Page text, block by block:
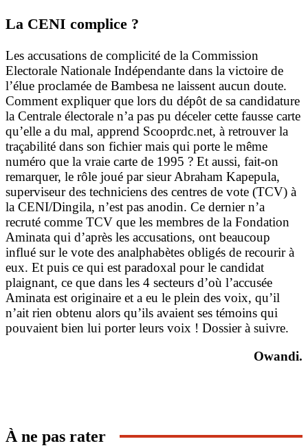
La CENI complice ?
Les accusations de complicité de la Commission
Electorale Nationale Indépendante dans la victoire de
l’élue proclamée de Bambesa ne laissent aucun doute.
Comment expliquer que lors du dépôt de sa candidature
la Centrale électorale n’a pas pu déceler cette fausse carte
qu’elle a du mal, apprend Scooprdc.net, à retrouver la
traçabilité dans son fichier mais qui porte le même
numéro que la vraie carte de 1995 ? Et aussi, fait-on
remarquer, le rôle joué par sieur Abraham Kapepula,
superviseur des techniciens des centres de vote (TCV) à
la CENI/Dingila, n’est pas anodin. Ce dernier n’a
recruté comme TCV que les membres de la Fondation
Aminata qui d’après les accusations, ont beaucoup
influé sur le vote des analphabètes obligés de recourir à
eux. Et puis ce qui est paradoxal pour le candidat
plaignant, ce que dans les 4 secteurs d’où l’accusée
Aminata est originaire et a eu le plein des voix, qu’il
n’ait rien obtenu alors qu’ils avaient ses témoins qui
pouvaient bien lui porter leurs voix ! Dossier à suivre.
Owandi.
À ne pas rater